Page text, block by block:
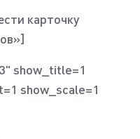
карточку
show_title=1
show_scale=1